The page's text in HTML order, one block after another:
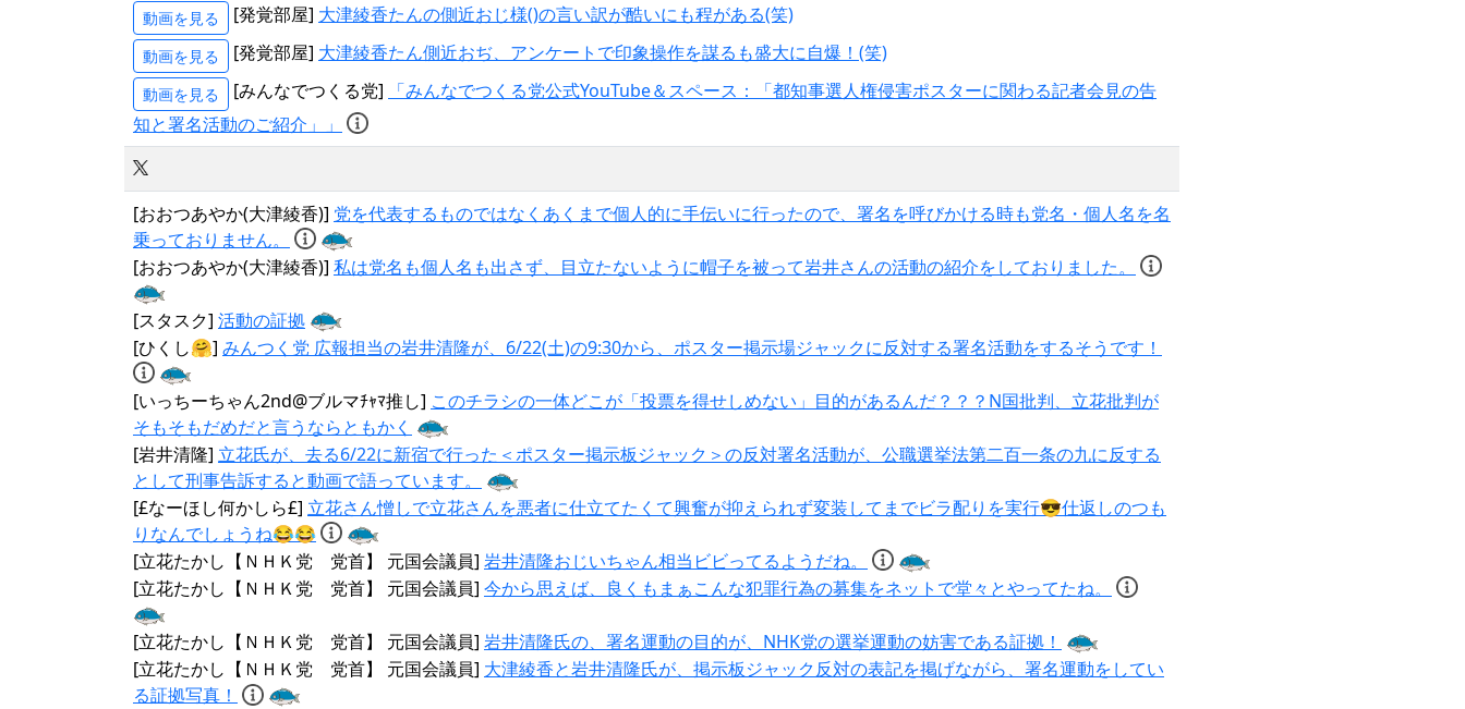
動画を見る [発覚部屋] 大津綾香たんの側近おじ様()の言い訳が酷いにも程がある(笑)
動画を見る [発覚部屋] 大津綾香たん側近おぢ、アンケートで印象操作を謀るも盛大に自爆！(笑)
動画を見る [みんなでつくる党]
「みんなでつくる党公式YouTube＆スペース：「都知事選人権侵害ポスターに関わる記者会見の告
知と署名活動のご紹介」」
[おおつあやか(大津綾香)] 党を代表するものではなくあくまで個人的に手伝いに行ったので、署名を呼びかける時も党名・個人名を名
乗っておりません。
[おおつあやか(大津綾香)] 私は党名も個人名も出さず、目立たないように帽子を被って岩井さんの活動の紹介をしておりました。
[スタスク] 活動の証拠
[ひくし🤗] みんつく党 広報担当の岩井清隆が、6/22(土)の9:30から、ポスター掲示場ジャックに反対する署名活動をするそうです！
[いっちーちゃん2nd@ブルマﾁｬﾏ推し] このチラシの一体どこが「投票を得せしめない」目的があるんだ？？？N国批判、立花批判が
そもそもだめだと言うならともかく
[岩井清隆] 立花氏が、去る6/22に新宿で行った＜ポスター掲示板ジャック＞の反対署名活動が、公職選挙法第二百一条の九に反する
として刑事告訴すると動画で語っています。
[£なーほし何かしら£] 立花さん憎しで立花さんを悪者に仕立てたくて興奮が抑えられず変装してまでビラ配りを実行😎仕返しのつも
りなんでしょうね😂😂
[立花たかし【ＮＨＫ党 党首】 元国会議員] 岩井清隆おじいちゃん相当ビビってるようだね。
[立花たかし【ＮＨＫ党 党首】 元国会議員] 今から思えば、良くもまぁこんな犯罪行為の募集をネットで堂々とやってたね。
[立花たかし【ＮＨＫ党 党首】 元国会議員] 岩井清隆氏の、署名運動の目的が、NHK党の選挙運動の妨害である証拠！
[立花たかし【ＮＨＫ党 党首】 元国会議員] 大津綾香と岩井清隆氏が、掲示板ジャック反対の表記を掲げながら、署名運動をしてい
る証拠写真！